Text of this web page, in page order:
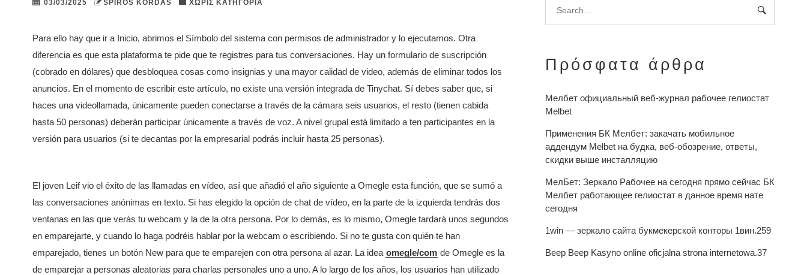
03/03/2025 SPIROS KORDAS ΧΩΡΊΣ ΚΑΤΗΓΟΡΊΑ
Para ello hay que ir a Inicio, abrimos el Símbolo del sistema con permisos de administrador y lo ejecutamos. Otra
diferencia es que esta plataforma te pide que te registres para tus conversaciones. Hay un formulario de suscripción
(cobrado en dólares) que desbloquea cosas como insignias y una mayor calidad de video, además de eliminar todos los
anuncios. En el momento de escribir este artículo, no existe una versión integrada de Tinychat. Sí debes saber que, si
haces una videollamada, únicamente pueden conectarse a través de la cámara seis usuarios, el resto (tienen cabida
hasta 50 personas) deberán participar únicamente a través de voz. A nivel grupal está limitado a ten participantes en la
versión para usuarios (si te decantas por la empresarial podrás incluir hasta 25 personas).
El joven Leif vio el éxito de las llamadas en vídeo, así que añadió el año siguiente a Omegle esta función, que se sumó a
las conversaciones anónimas en texto. Si has elegido la opción de chat de vídeo, en la parte de la izquierda tendrás dos
ventanas en las que verás tu webcam y la de la otra persona. Por lo demás, es lo mismo, Omegle tardará unos segundos
en emparejarte, y cuando lo haga podréis hablar por la webcam o escribiendo. Si no te gusta con quién te han
emparejado, tienes un botón New para que te emparejen con otra persona al azar. La idea omegle/com de Omegle es la
de emparejar a personas aleatorias para charlas personales uno a uno. A lo largo de los años, los usuarios han utilizado
Πρόσφατα άρθρα
Мелбет официальный веб-журнал рабочее гелиостат
Melbet
Применения БК Мелбет: закачать мобильное
аддендум Melbet на будка, веб-обозрение, ответы,
скидки выше инсталляцию
МелБет: Зеркало Рабочее на сегодня прямо сейчас БК
Мелбет работающее гелиостат в данное время нате
сегодня
1win — зеркало сайта букмекерской конторы 1вин.259
Beep Beep Kasyno online oficjalna strona internetowa.37